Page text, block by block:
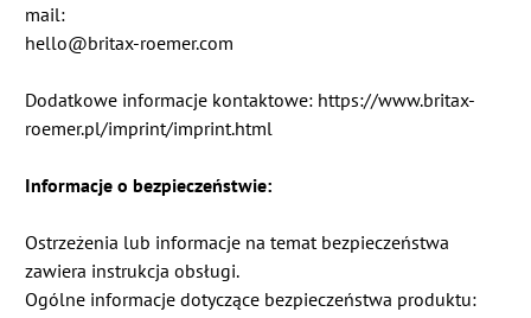
mail:
hello@britax-roemer.com
Dodatkowe informacje kontaktowe: https://www.britax-
roemer.pl/imprint/imprint.html
Informacje o bezpieczeństwie:
Ostrzeżenia lub informacje na temat bezpieczeństwa
zawiera instrukcja obsługi.
Ogólne informacje dotyczące bezpieczeństwa produktu: